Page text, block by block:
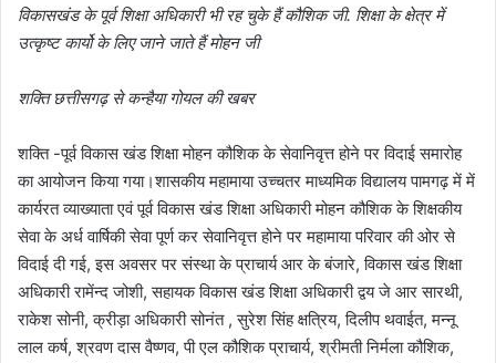
विकासखंड के पूर्व शिक्षा अधिकारी भी रह चुके हैं कौशिक जी. शिक्षा के क्षेत्र में
उत्कृष्ट कार्यो के लिए जाने जाते हैं मोहन जी
शक्ति छत्तीसगढ़ से कन्हैया गोयल की खबर
शक्ति -पूर्व विकास खंड शिक्षा मोहन कौशिक के सेवानिवृत्त होने पर विदाई समारोह
का आयोजन किया गया।शासकीय महामाया उच्चतर माध्यमिक विद्यालय पामगढ़ में में
कार्यरत व्याख्याता एवं पूर्व विकास खंड शिक्षा अधिकारी मोहन कौशिक के शिक्षकीय
सेवा के अर्ध वार्षिकी सेवा पूर्ण कर सेवानिवृत्त होने पर महामाया परिवार की ओर से
विदाई दी गई, इस अवसर पर संस्था के प्राचार्य आर के बंजारे, विकास खंड शिक्षा
अधिकारी रामेंन्द जोशी, सहायक विकास खंड शिक्षा अधिकारी द्वय जे आर सारथी,
राकेश सोनी, क्रीड़ा अधिकारी सोनंत , सुरेश सिंह क्षत्रिय, दिलीप थवाईत, मन्नू
लाल कर्ष, श्रवण दास वैष्णव, पी एल कौशिक प्राचार्य, श्रीमती निर्मला कौशिक,